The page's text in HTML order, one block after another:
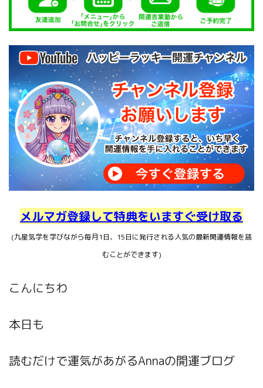
メルマガ登録して特典をいますぐ受け取る
(九星気学を学びながら毎月1日、15日に発行される人気の最新開運情報を読
むことができます)
こんにちわ
本日も
読むだけで運気があがるAnnaの開運ブログ